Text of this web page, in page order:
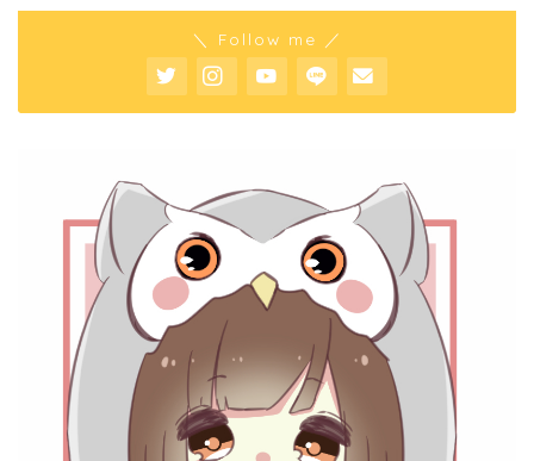
＼ Follow me ／